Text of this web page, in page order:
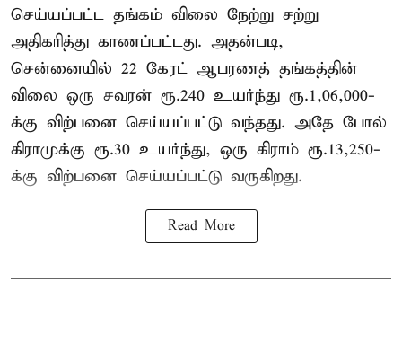
செய்யப்பட்ட தங்கம் விலை நேற்று சற்று
அதிகரித்து காணப்பட்டது. அதன்படி,
சென்னையில் 22 கேரட் ஆபரணத் தங்கத்தின்
விலை ஒரு சவரன் ரூ.240 உயர்ந்து ரூ.1,06,000-
க்கு விற்பனை செய்யப்பட்டு வந்தது. அதே போல்
கிராமுக்கு ரூ.30 உயர்ந்து, ஒரு கிராம் ரூ.13,250-
க்கு விற்பனை செய்யப்பட்டு வருகிறது.
Read More